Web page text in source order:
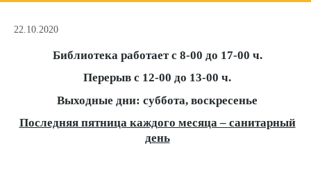
22.10.2020
Библиотека работает с 8-00 до 17-00 ч.
Перерыв с 12-00 до 13-00 ч.
Выходные дни: суббота, воскресенье
Последняя пятница каждого месяца – санитарный
день